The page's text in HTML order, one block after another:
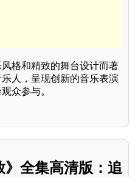
格和精致的舞台设计而著
人，呈现创新的音乐表演
众参与。
全集高清版：追